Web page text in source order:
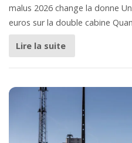
malus 2026 change la donne
euros sur la double cabine
Lire la suite